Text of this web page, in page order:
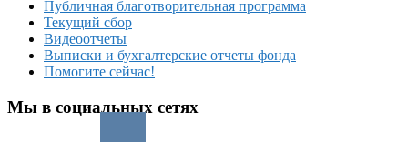
Публичная благотворительная программа
Текущий сбор
Видеоотчеты
Выписки и бухгалтерские отчеты фонда
Помогите сейчас!
Мы в социальных сетях